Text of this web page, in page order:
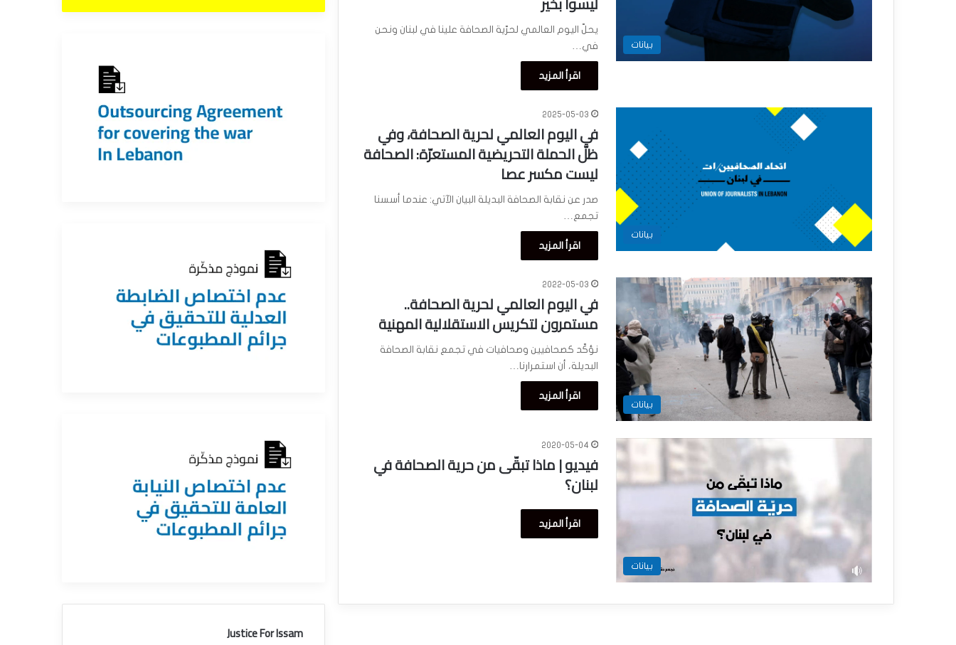
بيانات
يحلّ اليوم العالمي لحرّية الصحافة علينا في لبنان ونحن
في…
اقرأ المزيد
بيانات
2025-05-03
في اليوم العالمي لحرية الصحافة، وفي
ظلّ الحملة التحريضية المستعرّة: الصحافة
ليست مكسر عصا
صدر عن نقابة الصحافة البديلة البيان الآتي: عندما أسسنا
تجمع…
اقرأ المزيد
بيانات
2022-05-03
في اليوم العالمي لحرية الصحافة..
مستمرون لتكريس الاستقلالية المهنية
نؤكّد كصحافيين وصحافيات في تجمع نقابة الصحافة
البديلة، أن استمرارنا…
اقرأ المزيد
بيانات
2020-05-04
فيديو | ماذا تبقّى من حرية الصحافة في
لبنان؟
اقرأ المزيد
Justice For Issam